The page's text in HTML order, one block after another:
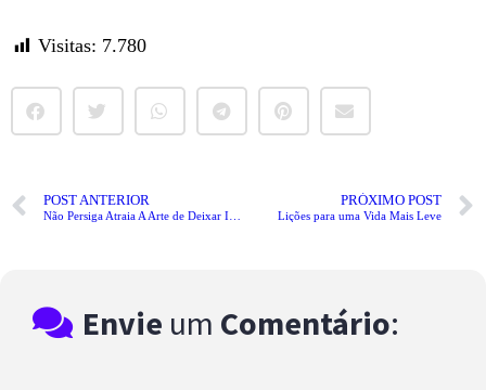
Visitas: 7.780
POST ANTERIOR
Não Persiga Atraia A Arte de Deixar Ir e Atrair o Que Você Deseja
PRÓXIMO POST
Lições para uma Vida Mais Leve
Envie um Comentário: